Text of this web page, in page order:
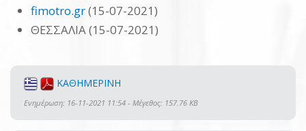
fimotro.gr(15-07-2021)
ΘΕΣΣΑΛΙΑ (15-07-2021)
ΚΑΘΗΜΕΡΙΝΗ
Ενημέρωση: 16-11-2021 11:54 - Μέγεθος: 157.76 KB